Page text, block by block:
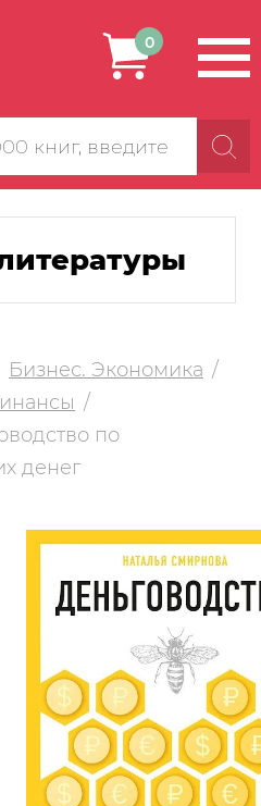
0
Бизнес. Экономика
по
денег